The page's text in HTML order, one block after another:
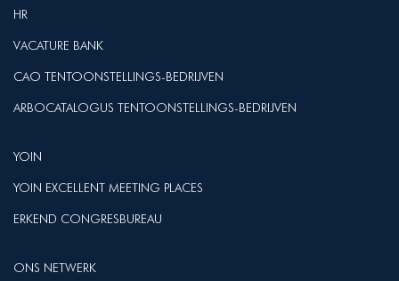
HR
VACATURE BANK
CAO TENTOONSTELLINGS-BEDRIJVEN
ARBOCATALOGUS TENTOONSTELLINGS-BEDRIJVEN
YOIN
YOIN EXCELLENT MEETING PLACES
ERKEND CONGRESBUREAU
ONS NETWERK